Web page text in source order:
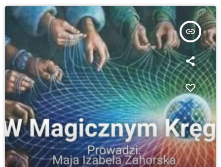
insert_link